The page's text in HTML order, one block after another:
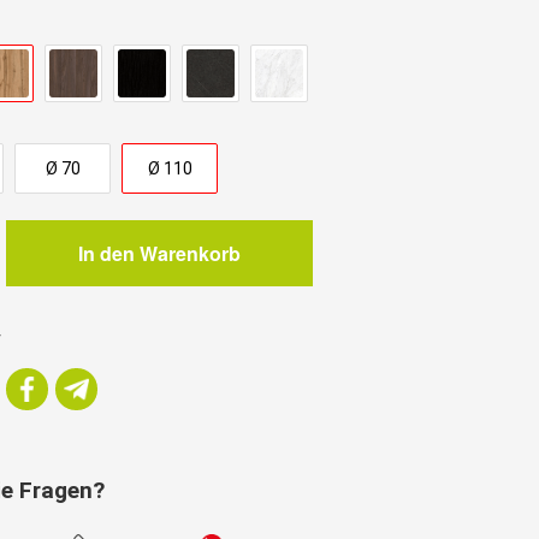
Ø 70 Ø 110
In den Warenkorb
Fragen?